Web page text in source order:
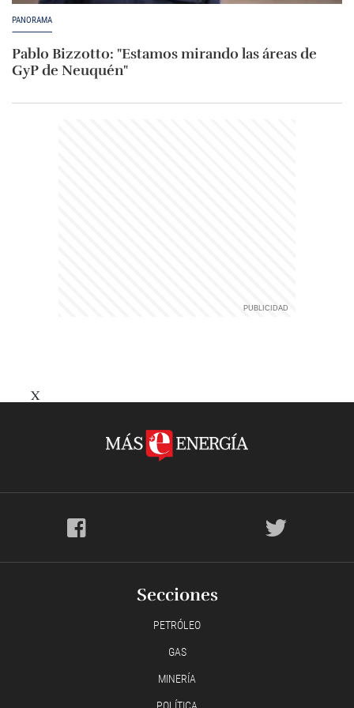
PANORAMA
Pablo Bizzotto: "Estamos mirando las áreas de
GyP de Neuquén"
X
Secciones
PETRÓLEO
GAS
MINERÍA